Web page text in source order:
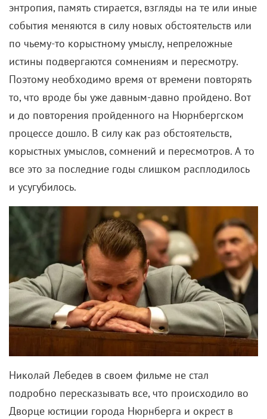
энтропия, память стирается, взгляды на те или иные
события меняются в силу новых обстоятельств или
по чьему-то корыстному умыслу, непреложные
истины подвергаются сомнениям и пересмотру.
Поэтому необходимо время от времени повторять
то, что вроде бы уже давным-давно пройдено. Вот
и до повторения пройденного на Нюрнбергском
процессе дошло. В силу как раз обстоятельств,
корыстных умыслов, сомнений и пересмотров. А то
все это за последние годы слишком расплодилось
и усугубилось.
Николай Лебедев в своем фильме не стал
подробно пересказывать все, что происходило во
Дворце юстиции города Нюрнберга и окрест в